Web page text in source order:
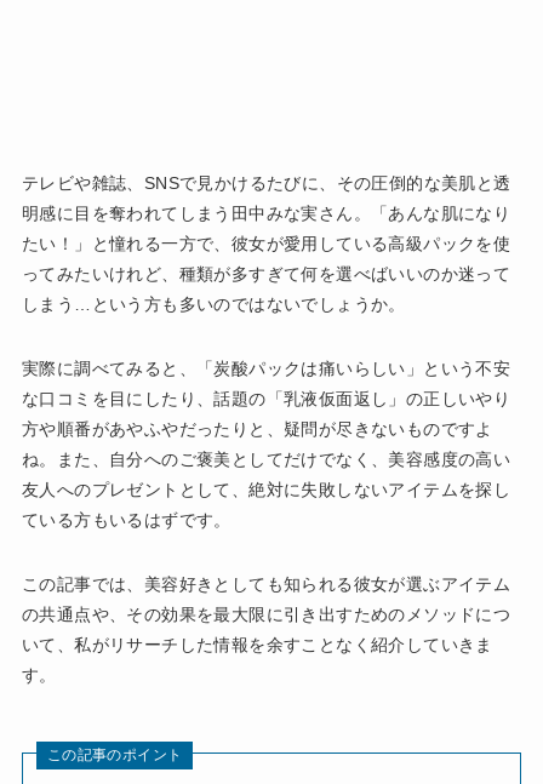
テレビや雑誌、SNSで見かけるたびに、その圧倒的な美肌と透
明感に目を奪われてしまう田中みな実さん。「あんな肌になり
たい！」と憧れる一方で、彼女が愛用している高級パックを使
ってみたいけれど、種類が多すぎて何を選べばいいのか迷って
しまう…という方も多いのではないでしょうか。
実際に調べてみると、「炭酸パックは痛いらしい」という不安
な口コミを目にしたり、話題の「乳液仮面返し」の正しいやり
方や順番があやふやだったりと、疑問が尽きないものですよ
ね。また、自分へのご褒美としてだけでなく、美容感度の高い
友人へのプレゼントとして、絶対に失敗しないアイテムを探し
ている方もいるはずです。
この記事では、美容好きとしても知られる彼女が選ぶアイテム
の共通点や、その効果を最大限に引き出すためのメソッドにつ
いて、私がリサーチした情報を余すことなく紹介していきま
す。
この記事のポイント